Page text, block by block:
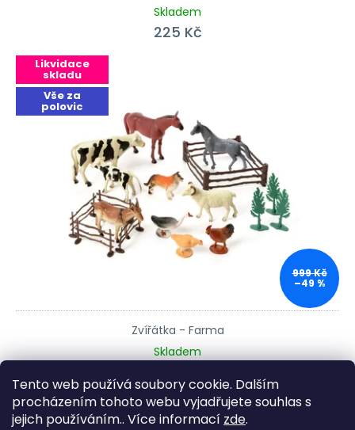
Tento web používá soubory cookie. Dalším
procházením tohoto webu vyjadřujete souhlas s
jejich používáním.. Více informací zde.
Skladem
225 Kč
Likvidace
skladu
Vše za
polovic
999 Kč
–49 %
Zvířátka - Farma
Skladem
Ovládací prvky výpisu
2položek celkem